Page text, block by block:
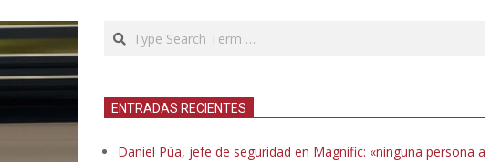
Search
ENTRADAS RECIENTES
Daniel Púa, jefe de seguridad en Magnific: «ninguna persona a